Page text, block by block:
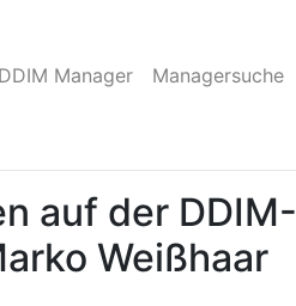
DDIM Manager Managersuche
auf der DDIM-
Weißhaar